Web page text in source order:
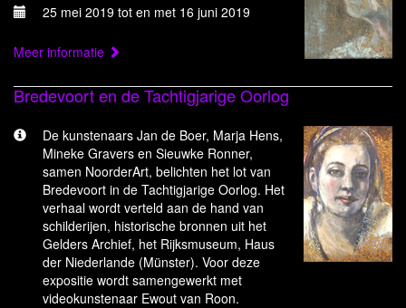
25 mei 2019 tot en met 16 juni 2019
Meer informatie
Bredevoort en de Tachtigjarige Oorlog
De kunstenaars Jan de Boer, Marja Hens,
Mineke Gravers en Sieuwke Ronner,
samen NoorderArt, belichten het lot van
Bredevoort in de Tachtigjarige Oorlog. Het
verhaal wordt verteld aan de hand van
schilderijen, historische bronnen uit het
Gelders Archief, het Rijksmuseum, Haus
der Niederlande (Münster). Voor deze
expositie wordt samengewerkt met
videokunstenaar Ewout van Roon.